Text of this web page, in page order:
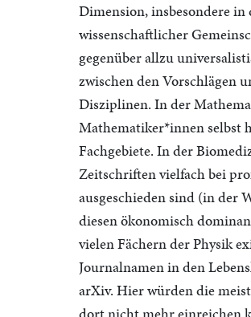
Dimension, insbesondere
wissenschaftlicher
gegenüber allzu
zwischen den Vorschlägen
Disziplinen. In der
Mathematiker*innen selbst
Fachgebiete. In der
Zeitschriften vielfach bei
ausgeschieden sind (in der
diesen ökonomisch
vielen Fächern der Physik
Journalnamen in den
arXiv. Hier würden die